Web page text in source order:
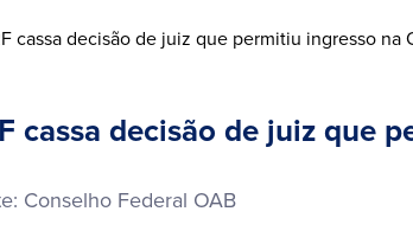
cassa decisão de juiz que
Conselho Federal OAB